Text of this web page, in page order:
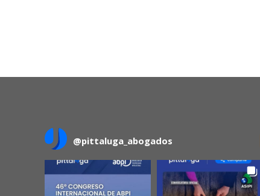
@pittaluga_abogados